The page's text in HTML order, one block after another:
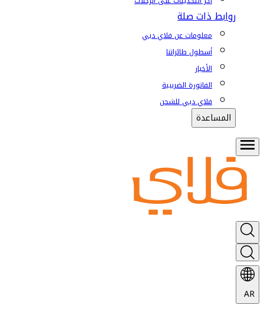
روابط ذات صلة
معلومات عن فلاي دبي
أسطول طائراتنا
الأخبار
الفاتورة الضريبية
فلاي دبي للشحن
المساعدة
AR